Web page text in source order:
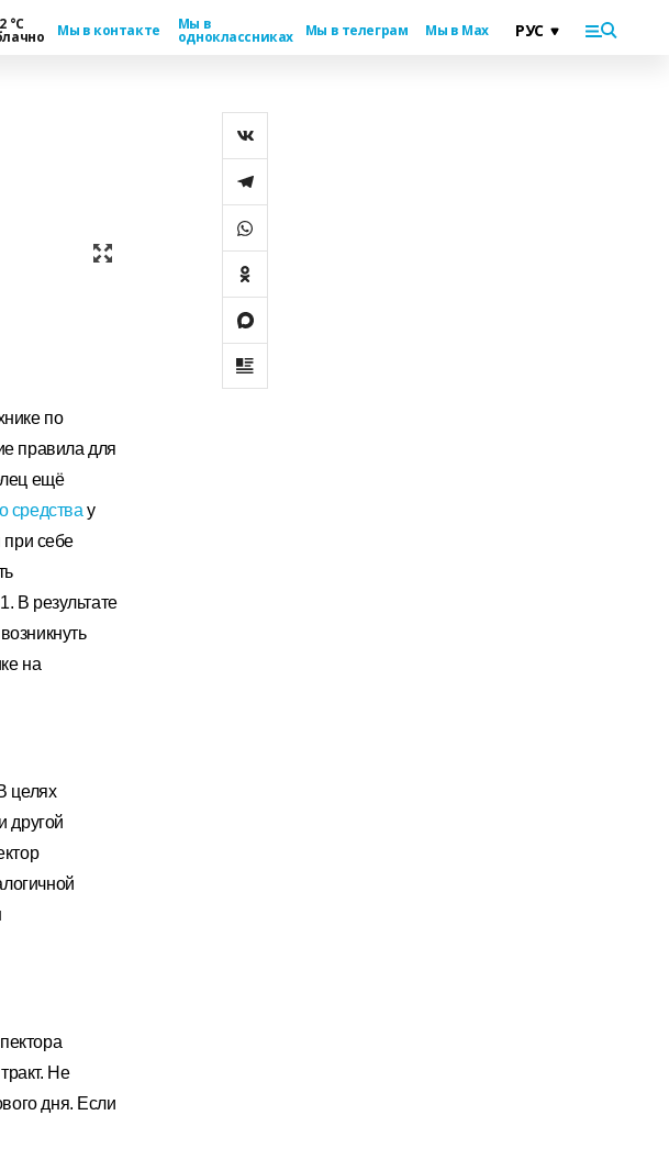
°С Мы в контакте Мы в
одноклассниках Мы в телеграм Мы в Max
по
правила для
ещё
средства у
при себе
В результате
на
целях
другой
Не
дня. Если